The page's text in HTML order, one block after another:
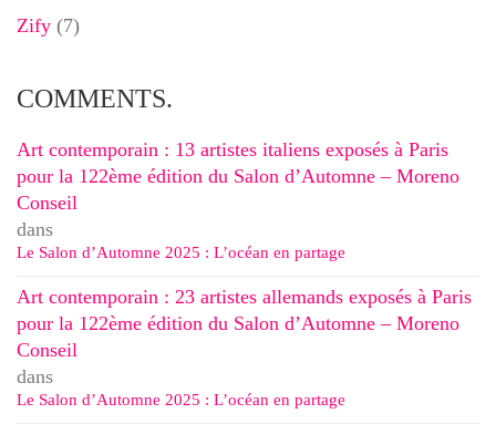
Zify (7)
COMMENTS.
Art contemporain : 13 artistes italiens exposés à Paris
pour la 122ème édition du Salon d’Automne – Moreno
Conseil
dans
Le Salon d’Automne 2025 : L’océan en partage
Art contemporain : 23 artistes allemands exposés à Paris
pour la 122ème édition du Salon d’Automne – Moreno
Conseil
dans
Le Salon d’Automne 2025 : L’océan en partage